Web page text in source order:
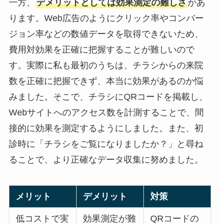
一方、 デメリットとしては効果測定の難しさがあ
ります。Web広告のようにクリック率やコンバー
ジョン率などの数値データを取得できないため、
費用対効果を正確に把握することが難しいので
す。実際に私も最初のうちは、チラシからの来院
数を正確に把握できず、本当に効果があるのか悩
みました。そこで、チラシにQRコードを掲載し、
Webサイトへのアクセス数を計測することで、間
接的に効果を測定するようにしました。また、初
診時に「チラシをご覧になりましたか？」と尋ね
ることで、より正確なデータ収集に努めました。
メリット デメリット 対策
低コストで実
効果測定が難
QRコードの